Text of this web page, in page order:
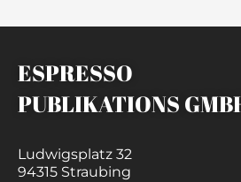
ESPRESSO
PUBLIKATIONS
Ludwigsplatz 32
94315 Straubing